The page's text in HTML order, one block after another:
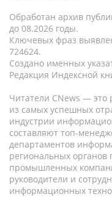
Обработан архив
до 08.2026 годы.
Ключевых фраз
724624.
Создано именных
Редакция Индексной
Читатели CNews — это
из самых успешных
индустрии
составляют топ-
департаментов
региональных органов
промышленных
руководители и
информационных